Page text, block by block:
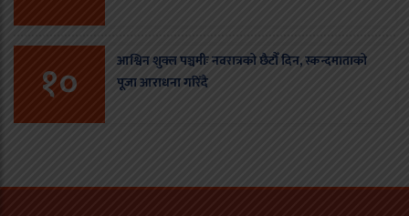
१०
आश्विन शुक्ल पञ्चमीः नवरात्रको छैटौँ दिन, स्कन्दमाताको
पूजा आराधना गरिँदै